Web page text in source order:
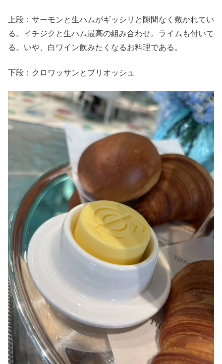
上段：サーモンと生ハムがギッシリと隙間なく敷かれてい
る。イチジクと生ハム最高の組み合わせ。ライムも付いて
る。いや、白ワイン飲みたくなるお料理である。
下段：クロワッサンとブリオッシュ